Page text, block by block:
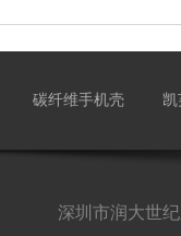
碳纤维手机壳 凯
深圳市润大世